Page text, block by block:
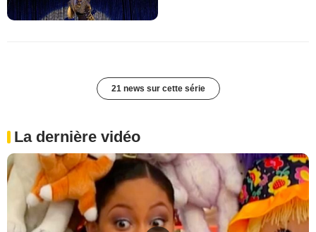
21 news sur cette série
La dernière vidéo